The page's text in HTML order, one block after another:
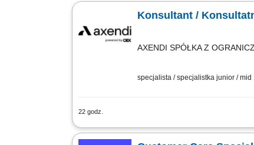
Konsultant /
AXENDI SPÓŁKA Z
specjalista / specjalistka junior / mid
22 godz.
Opis stanowiska: telefoniczna,